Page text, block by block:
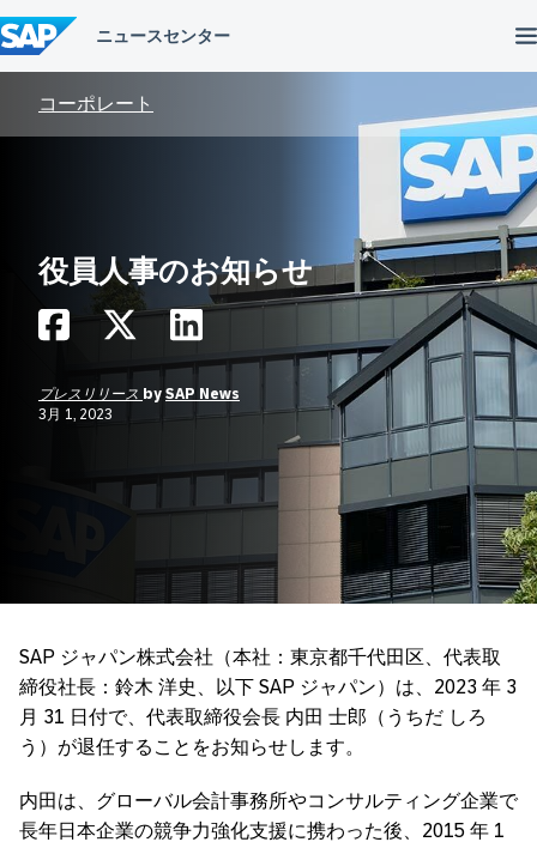
ン
テ
ン
コーポレート
役員人事のお知らせ
プレスリリース by SAP News
3月 1, 2023
SAP ジャパン株式会社（本社：東京都千代田区、代表取
締役社長：鈴木 洋史、以下 SAP ジャパン）は、2023 年 3
月 31 日付で、代表取締役会長 内田 士郎（うちだ しろ
う）が退任することをお知らせします。
内田は、グローバル会計事務所やコンサルティング企業で
長年日本企業の競争力強化支援に携わった後、2015 年 1